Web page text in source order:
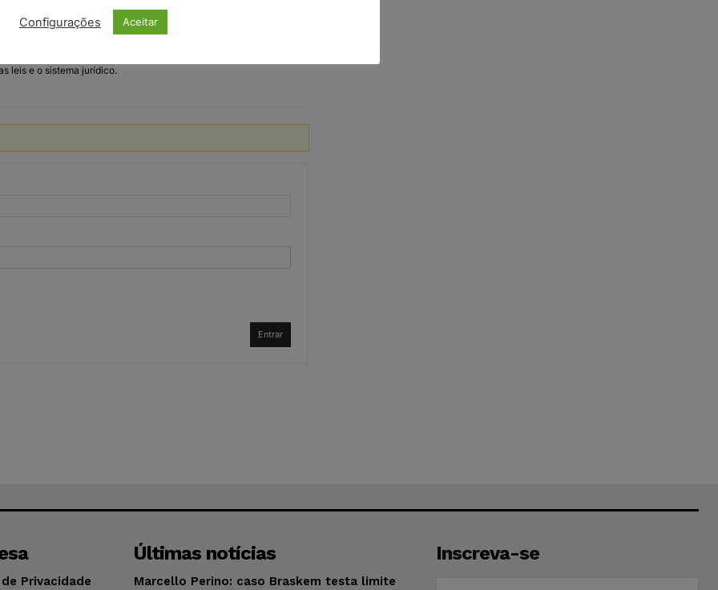
detalhado a mais acessível, dependendo do público-alvo.
para estudantes de direito, profissionais da área e qualquer
leis e o sistema jurídico.
Entrar
Privacidade
Últimas notícias
Marcello Perino: caso Braskem testa limite
Inscreva-se
Configurações Aceitar